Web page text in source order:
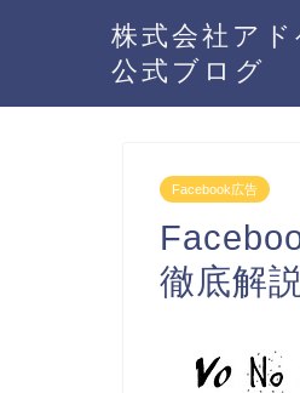
株式会社アド
公式ブログ
Facebook広告
徹底解説